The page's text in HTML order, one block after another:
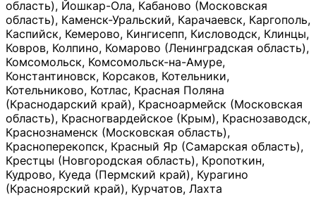
область), Йошкар-Ола, Кабаново (Московская
область), Каменск-Уральский, Карачаевск, Каргополь,
Каспийск, Кемерово, Кингисепп, Кисловодск, Клинцы,
Ковров, Колпино, Комарово (Ленинградская область),
Комсомольск, Комсомольск-на-Амуре,
Константиновск, Корсаков, Котельники,
Котельниково, Котлас, Красная Поляна
(Краснодарский край), Красноармейск (Московская
область), Красногвардейское (Крым), Краснозаводск,
Краснознаменск (Московская область),
Красноперекопск, Красный Яр (Самарская область),
Крестцы (Новгородская область), Кропоткин,
Кудрово, Куеда (Пермский край), Курагино
(Красноярский край), Курчатов, Лахта